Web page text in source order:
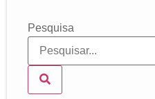
Pesquisa